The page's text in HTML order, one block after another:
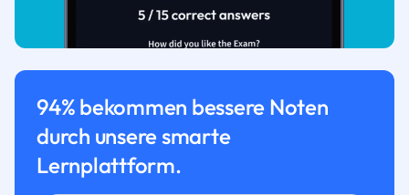
94% bekommen bessere Noten
durch unsere smarte
Lernplattform.